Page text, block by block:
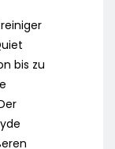
bis zu